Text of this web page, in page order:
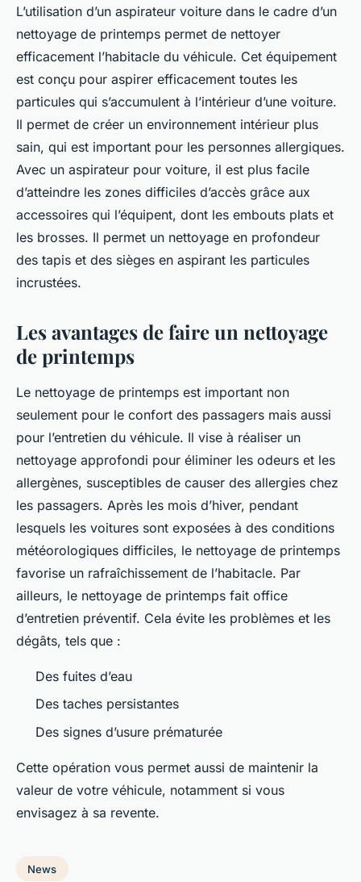
L’utilisation d’un aspirateur voiture dans le cadre d’un
nettoyage de printemps permet de nettoyer
efficacement l’habitacle du véhicule. Cet équipement
est conçu pour aspirer efficacement toutes les
particules qui s’accumulent à l’intérieur d’une voiture.
Il permet de créer un environnement intérieur plus
sain, qui est important pour les personnes allergiques.
Avec un aspirateur pour voiture, il est plus facile
d’atteindre les zones difficiles d’accès grâce aux
accessoires qui l’équipent, dont les embouts plats et
les brosses. Il permet un nettoyage en profondeur
des tapis et des sièges en aspirant les particules
incrustées.
Les avantages de faire un nettoyage
de printemps
Le nettoyage de printemps est important non
seulement pour le confort des passagers mais aussi
pour l’entretien du véhicule. Il vise à réaliser un
nettoyage approfondi pour éliminer les odeurs et les
allergènes, susceptibles de causer des allergies chez
les passagers. Après les mois d’hiver, pendant
lesquels les voitures sont exposées à des conditions
météorologiques difficiles, le nettoyage de printemps
favorise un rafraîchissement de l’habitacle. Par
ailleurs, le nettoyage de printemps fait office
d’entretien préventif. Cela évite les problèmes et les
dégâts, tels que :
Des fuites d’eau
Des taches persistantes
Des signes d’usure prématurée
Cette opération vous permet aussi de maintenir la
valeur de votre véhicule, notamment si vous
envisagez à sa revente.
News